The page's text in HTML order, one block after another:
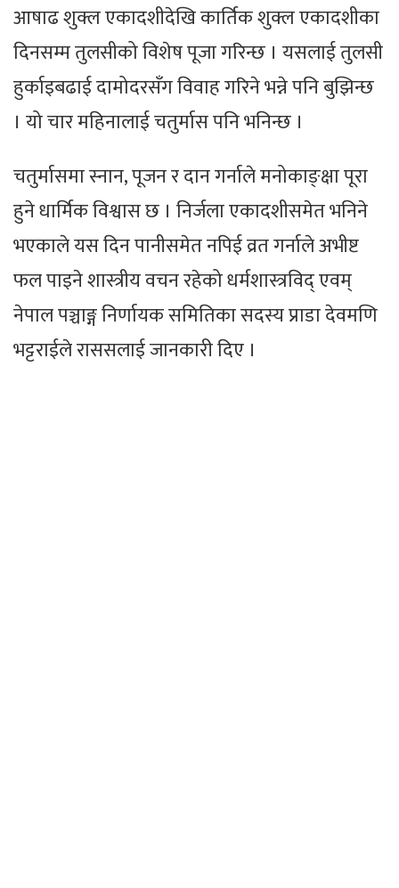
आषाढ शुक्ल एकादशीदेखि कार्तिक शुक्ल एकादशीका
दिनसम्म तुलसीको विशेष पूजा गरिन्छ । यसलाई तुलसी
हुर्काइबढाई दामोदरसँग विवाह गरिने भन्ने पनि बुझिन्छ
। यो चार महिनालाई चतुर्मास पनि भनिन्छ ।
चतुर्मासमा स्नान, पूजन र दान गर्नाले मनोकाङ्क्षा पूरा
हुने धार्मिक विश्वास छ । निर्जला एकादशीसमेत भनिने
भएकाले यस दिन पानीसमेत नपिई व्रत गर्नाले अभीष्ट
फल पाइने शास्त्रीय वचन रहेको धर्मशास्त्रविद् एवम्
नेपाल पञ्चाङ्ग निर्णायक समितिका सदस्य प्राडा देवमणि
भट्टराईले राससलाई जानकारी दिए ।